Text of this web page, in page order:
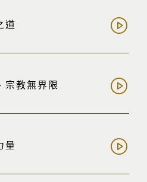
道
教無界限
量